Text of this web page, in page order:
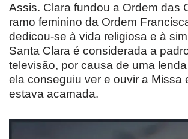
Assis. Clara fundou a Ordem das
ramo feminino da Ordem
dedicou-se à vida religiosa e à
Santa Clara é considerada a
televisão, por causa de uma
ela conseguiu ver e ouvir a Missa
estava acamada.